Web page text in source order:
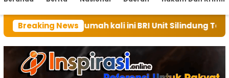
Breaking News
rumah kali ini BRI Unit Silindung Tarutung